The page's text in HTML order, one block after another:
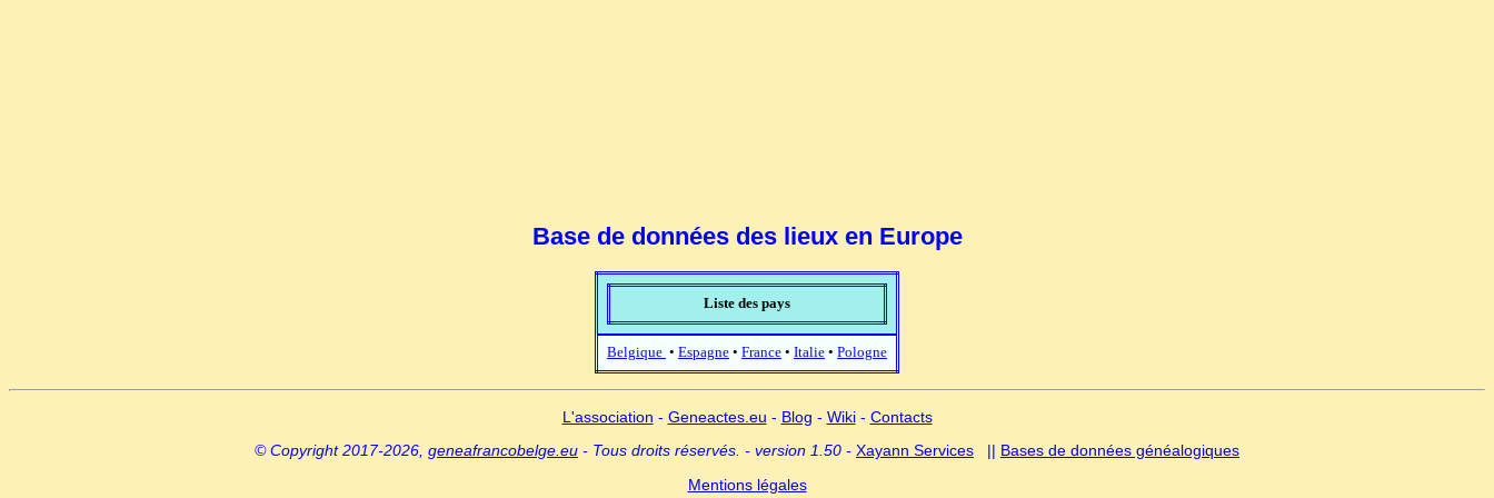
Base de données des lieux en Europe
Liste des pays
Belgique • Espagne • France • Italie • Pologne
L'association - Geneactes.eu - Blog - Wiki- Contacts
© Copyright 2017-2026, geneafrancobelge.eu - Tous droits réservés. - version 1.50 - Xayann Services || Bases de données généalogiques
Mentions légales